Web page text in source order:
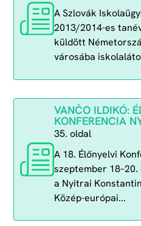
A Szlovák
2013/2014-es
küldött
városába
VANČO ILDIKÓ:
KONFERENCIA
35. oldal
A 18. Élőnyelvi
szeptember
a Nyitrai
Közép-európai...